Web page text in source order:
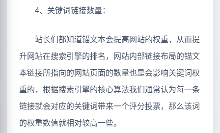
4、关键词链接数量：
站长们都知道锚文本会提高网站的权重，从而提
升网站在搜索引擎的排名，网站内部链接布局的锚文
本链接所指向的网站页面的数量也是会影响关键词权
重的，根据搜素引擎的核心算法我们通常认为每一条
链接就会对应的关键词带来一个评分投票，那么该词
的权重数值就相对较高一些。